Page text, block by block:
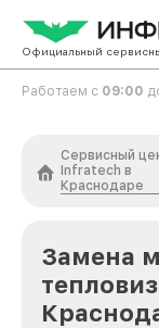
Официальный
Работаем с 09:00
Сервисный
Infratech в
Краснодаре
Замена